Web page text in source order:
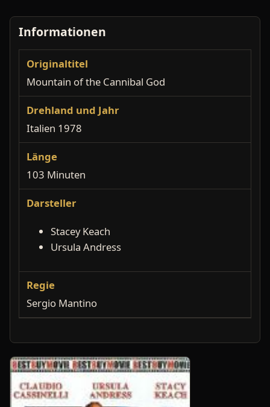
Informationen
Originaltitel
Mountain of the Cannibal God
Drehland und Jahr
Italien 1978
Länge
103 Minuten
Darsteller
Stacey Keach
Ursula Andress
Regie
Sergio Mantino